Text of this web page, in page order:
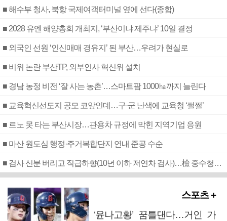
■ 해수부 청사, 북항 국제여객터미널 옆에 선다(종합)
■ 2028 유엔 해양총회 개최지, ‘부산이냐 제주냐’ 10일 결정
■ 외국인 선원 ‘인신매매 경유지’ 된 부산…우려가 현실로
■ 비위 논란 부산TP, 외부인사 혁신위 설치
■ 경남 농정 비전 ‘잘 사는 농촌’…스마트팜 1000㏊까지 늘린다
■ 교육혁신선도지 공모 코앞인데…구·군 난색에 교육청 ‘쩔쩔’
■ 르노 못 타는 부산시장…관용차 규정에 막힌 지역기업 응원
■ 마산 원도심 행정·주거복합단지 연내 준공 수순
■ 검사 신분 버리고 직급하향(10년 이하 저연차 검사)…檢 중수청행 기피
스포츠 +
‘윤나고황’ 꿈틀댄다…거인 가